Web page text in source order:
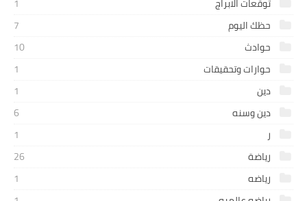
توقعات الابراج
1
حظك اليوم
7
حوادث
10
حوارات وتحقيقات
1
دين
1
دين وسنه
6
ر
1
رياضة
26
رياضه
1